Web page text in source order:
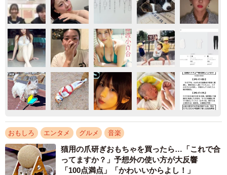
おもしろ エンタメ グルメ 音楽
猫用の爪研ぎおもちゃを買ったら…「これで合
ってますか？」予想外の使い方が大反響
「100点満点」「かわいいからよし！」